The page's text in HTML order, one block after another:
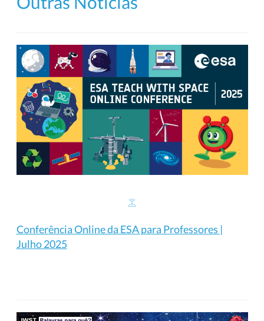
Conferência Online da ESA para Professores |
Julho 2025